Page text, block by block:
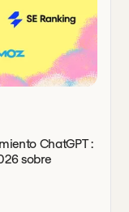
ChatGPT :
sobre